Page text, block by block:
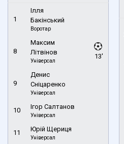
1
Ілля
Бакінський
Воротар
8
Максим
Літвінов
Універсал
13'
9
Денис
Сніцаренко
Універсал
10 Ігор Салтанов
Універсал
11 Юрій Щериця
Універсал